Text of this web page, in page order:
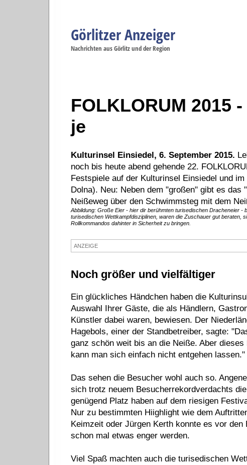
Görlitzer Anzeiger
Nachrichten aus Görlitz und der Region
FOLKLORUM 2015
je
Kulturinsel Einsiedel, 6. September 2015.
noch bis heute abend gehende 22.
Festspiele auf der Kulturinsel Einsiedel und
Dolna). Neu: Neben dem "großen" gibt es das
Neißeweg über den Schwimmsteg mit dem
Abbildung: Große Eier - hier dir berühmten turisedischen Dracheneier
turisedischen Wettkampfdisziplinen, waren die Zuschauer gut beraten,
Rollkommandos dahinter in Sicherheit zu bringen.
ANZEIGE
Noch größer und vielfältiger
Ein glückliches Händchen haben die
Auswahl Ihrer Gäste, die als Händlern,
Künstler dabei waren, bewiesen. Der
Hagebols, einer der Standbetreiber, sagte:
ganz schön weit bis an die Neiße. Aber dieses
kann man sich einfach nicht entgehen lassen."
Das sehen die Besucher wohl auch so.
sich trotz neuem Besucherrekordverdachts
genügend Platz haben auf dem riesigen
Nur zu bestimmten Hiighlight wie dem
Keimzeit oder Jürgen Kerth konnte es vor den
schon mal etwas enger werden.
Viel Spaß machten auch die turisedischen